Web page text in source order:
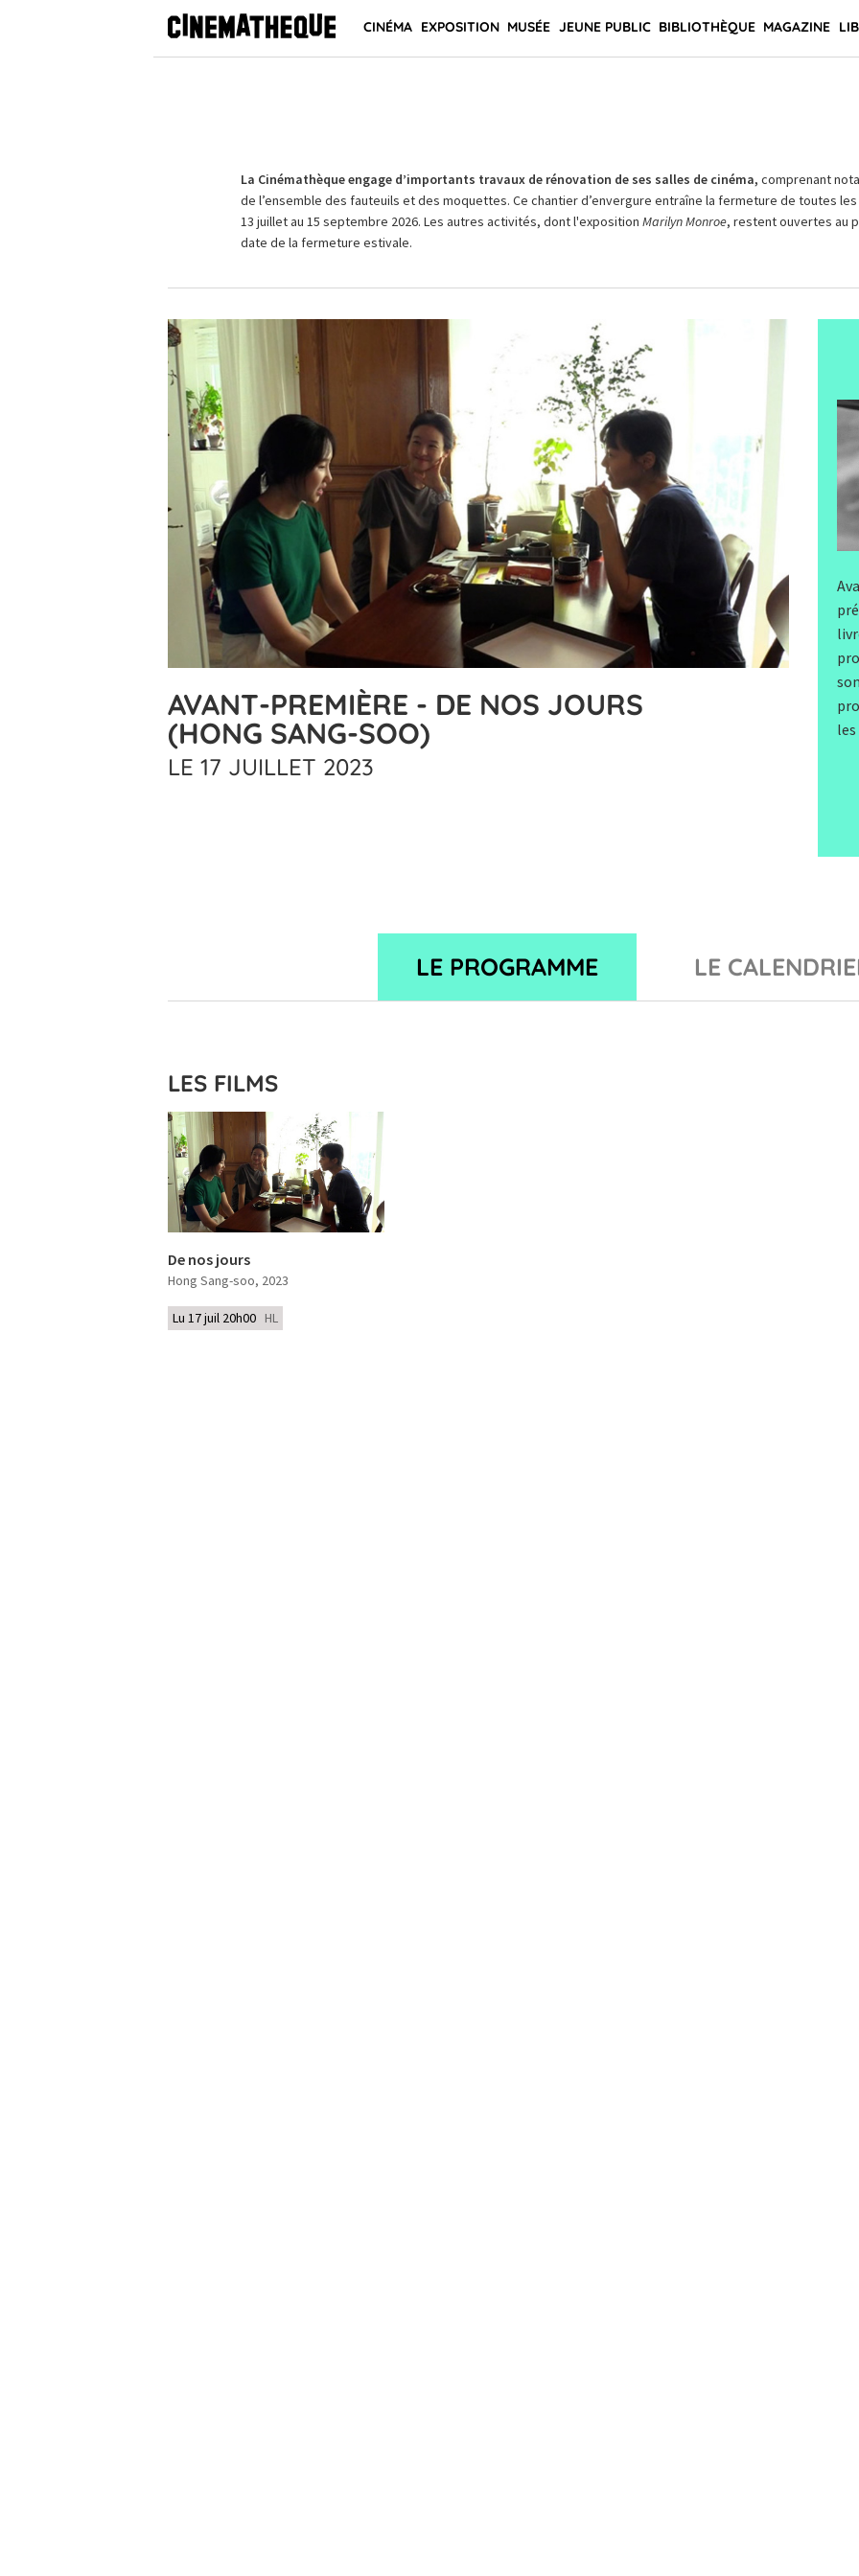
CINÉMA EXPOSITION MUSÉE JEUNE PUBLIC BIBLIOTHÈQUE MAGAZINE
La Cinémathèque engage d’importants travaux de rénovation de ses salles de cinéma, comprenant
de l’ensemble des fauteuils et des moquettes. Ce chantier d’envergure entraîne la fermeture de toutes
13 juillet au 15 septembre 2026. Les autres activités, dont l'exposition Marilyn Monroe, restent ouvertes au
date de la fermeture estivale.
AVANT-PREMIÈRE - DE NOS JOURS
(HONG SANG-SOO)
LE 17 JUILLET 2023
LE PROGRAMME LE
LES FILMS
De nos jours
Hong Sang-soo, 2023
Lu 17 juil 20h00 HL